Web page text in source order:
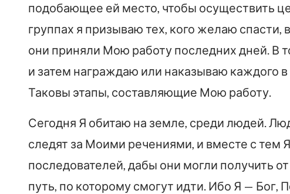
подобающее ей место, чтобы осуществить
группах я призываю тех, кого желаю спасти,
они приняли Мою работу последних дней. В
и затем награждаю или наказываю каждого в
Таковы этапы, составляющие Мою работу.
Сегодня Я обитаю на земле, среди людей.
следят за Моими речениями, и вместе с тем
последователей, дабы они могли получить
путь, по которому смогут идти. Ибо Я — Бог,